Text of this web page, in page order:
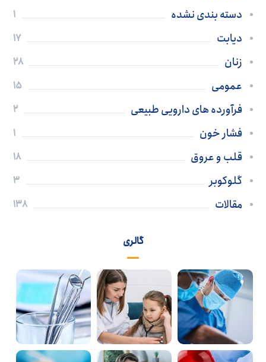
دسته بندی نشده 1
دیابت 17
زنان 28
عمومی 15
فرآورده های دارویی طبیعی 2
فشار خون 1
قلب و عروق 18
گلوکوبر 3
مقالات 138
گالری